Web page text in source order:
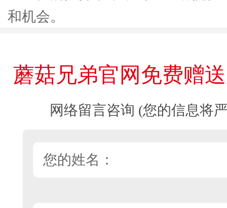
和机会。
蘑菇兄弟官网免费赠
网络留言咨询 (您的信息将